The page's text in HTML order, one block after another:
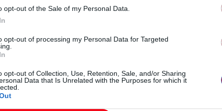
opt-out of the Sale of my Personal Data.
opt-out of processing my Personal Data for Targeted
opt-out of Collection, Use, Retention, Sale, and/or Sharing
Data that Is Unrelated with the Purposes for which it
αποτροπή περαιτέρω εξάπλωσης της νόσου.
άνθρωπο, αλλά έχει υψηλή μεταδοτικότητα
και τη σχετική αλυσίδα παραγωγής.
σε εξέλιξη διαδικασία ενημέρωσης των
ενέργειες και τα προληπτικά μέτρα.